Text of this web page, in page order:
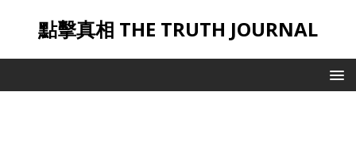
點擊真相 THE TRUTH JOURNAL